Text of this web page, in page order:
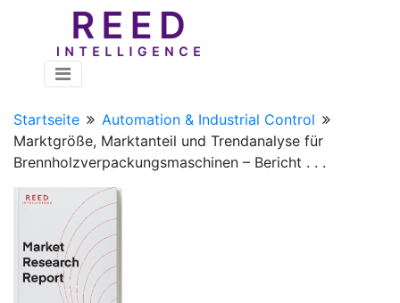
Startseite
Automation & Industrial Control
Marktgröße, Marktanteil und Trendanalyse für
Brennholzverpackungsmaschinen – Bericht . . .